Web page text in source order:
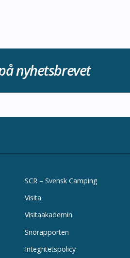
nyhetsbrevet
SCR – Svensk Camping
Visita
Visitaakademin
Snörapporten
Integritetspolicy